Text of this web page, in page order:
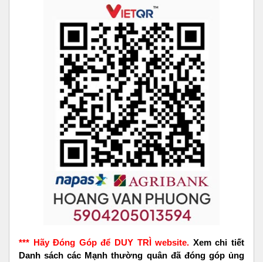
*** Hãy Đóng Góp để DUY TRÌ website. Xem chi tiết
Danh sách các Mạnh thường quân đã đóng góp ủng